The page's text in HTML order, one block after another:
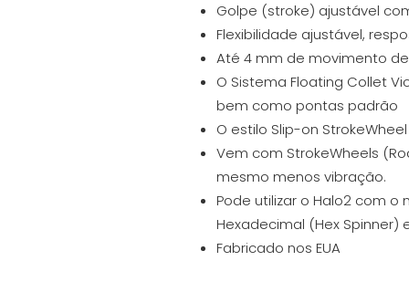
Golpe (stroke) ajustável
Flexibilidade ajustável,
Até 4 mm de movimento
O Sistema Floating Collet
bem como pontas padrão
O estilo Slip-on
Vem com StrokeWheels
mesmo menos vibração.
Pode utilizar o Halo2 com
Hexadecimal (Hex Spinner)
Fabricado nos EUA